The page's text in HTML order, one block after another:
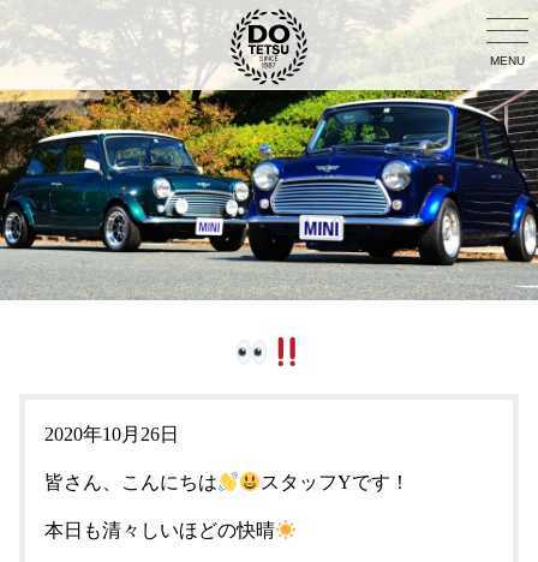
MENU
2020年10月26日
皆さん、こんにちは スタッフYです！
本日も清々しいほどの快晴